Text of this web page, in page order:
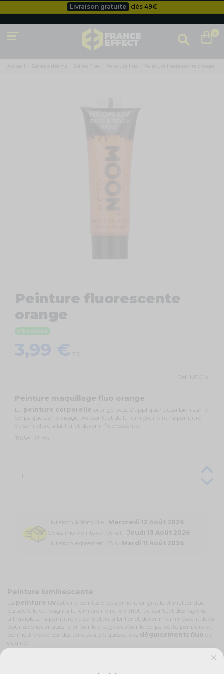
Livraison gratuite dès 49€
Livraison gratuite dès 49 0
Accueil Soirée à thème Peinture fluo Peinture fluorescente orange
Peinture fluorescente
orange
En stock
3,99 €
Ref. M5014
Peinture maquillage fluo orange
La peinture corporelle orange peut s'appliquer aussi bien sur le
corps que sur le visage. Au contact de la lumière noire, la peinture
va se mettre à briller et devenir fluorescente.
Taille : 12 ml.
Livraison à domicile : Mercredi 12 Août 2026
Colissimo Points de retrait : Jeudi 13 Août 2026
Livraison express en 48h : Mardi 11 Août 2026
Peinture luminescente
La peinture uv est une peinture totalement originale et inattendue,
puisqu'elle va réagir à la lumière noire. En effet, au contact des rayons
ultraviolets, la peinture va se mettre à briller et devenir luminescent. Idéal
pour appliquer aussi bien sur le visage que sur le corps, cette peinture va
permettre de créer des tenues atypiques et des
déguisements fluo de
qualité.